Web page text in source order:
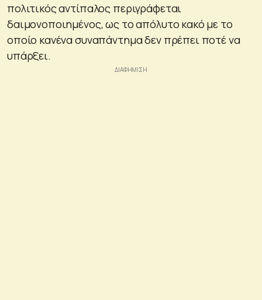
πολιτικός αντίπαλος περιγράφεται
δαιμονοποιημένος, ως το απόλυτο κακό με το
οποίο κανένα συναπάντημα δεν πρέπει ποτέ να
υπάρξει.